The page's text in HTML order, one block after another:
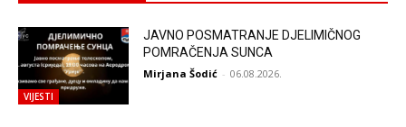
VIJESTI
JAVNO POSMATRANJE DJELIMIČNOG
POMRAČENJA SUNCA
Mirjana Šodić - 06.08.2026.